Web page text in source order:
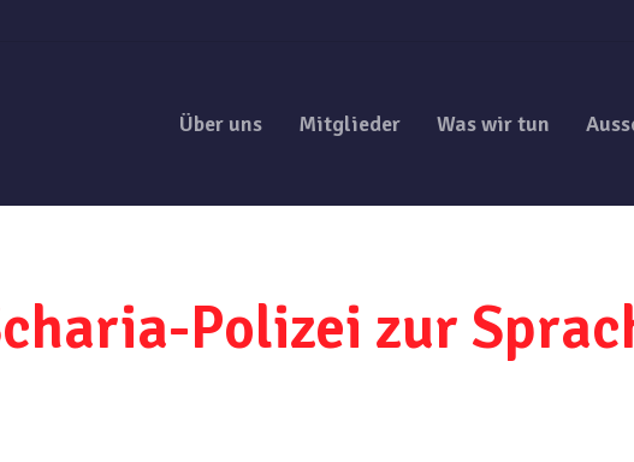
Über uns Mitglieder Was wir tun
Polizei zur